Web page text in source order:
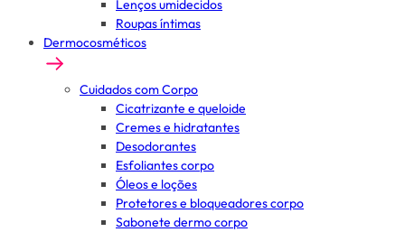
Lenços umidecidos
Roupas íntimas
Dermocosméticos
Cuidados com Corpo
Cicatrizante e queloide
Cremes e hidratantes
Desodorantes
Esfoliantes corpo
Óleos e loções
Protetores e bloqueadores corpo
Sabonete dermo corpo